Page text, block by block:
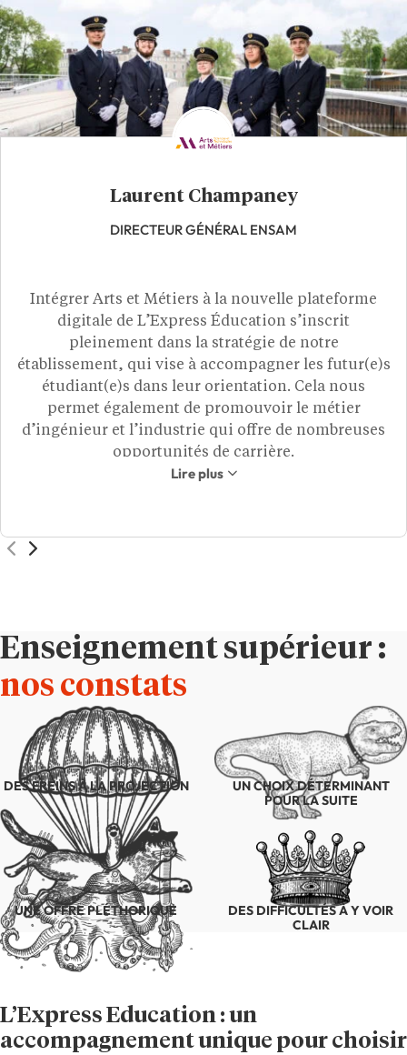
Laurent Champaney
DIRECTEUR GÉNÉRAL ENSAM
Intégrer Arts et Métiers à la nouvelle plateforme
digitale de L’Express Éducation s’inscrit
pleinement dans la stratégie de notre
établissement, qui vise à accompagner les futur(e)s
étudiant(e)s dans leur orientation. Cela nous
permet également de promouvoir le métier
d’ingénieur et l’industrie qui offre de nombreuses
opportunités de carrière.
Cette collaboration renforce donc la visibilité de
Nous sommes ravis de cette initiative et
Lire plus
Enseignement supérieur :
nos constats
DES FREINS À LA PROJECTION
UN CHOIX DÉTERMINANT
POUR LA SUITE
UNE OFFRE PLÉTHORIQUE
DES DIFFICULTÉS À Y VOIR
CLAIR
L’Express Education : un
accompagnement unique pour choisir